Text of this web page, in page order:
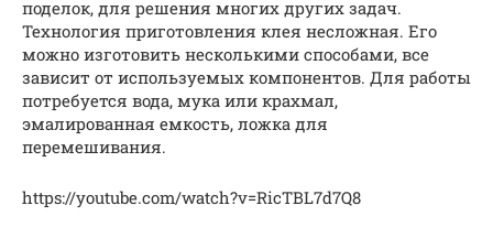
поделок, для решения многих других задач.
Технология приготовления клея несложная. Его
можно изготовить несколькими способами, все
зависит от используемых компонентов. Для работы
потребуется вода, мука или крахмал,
эмалированная емкость, ложка для
перемешивания.
https://youtube.com/watch?v=RicTBL7d7Q8